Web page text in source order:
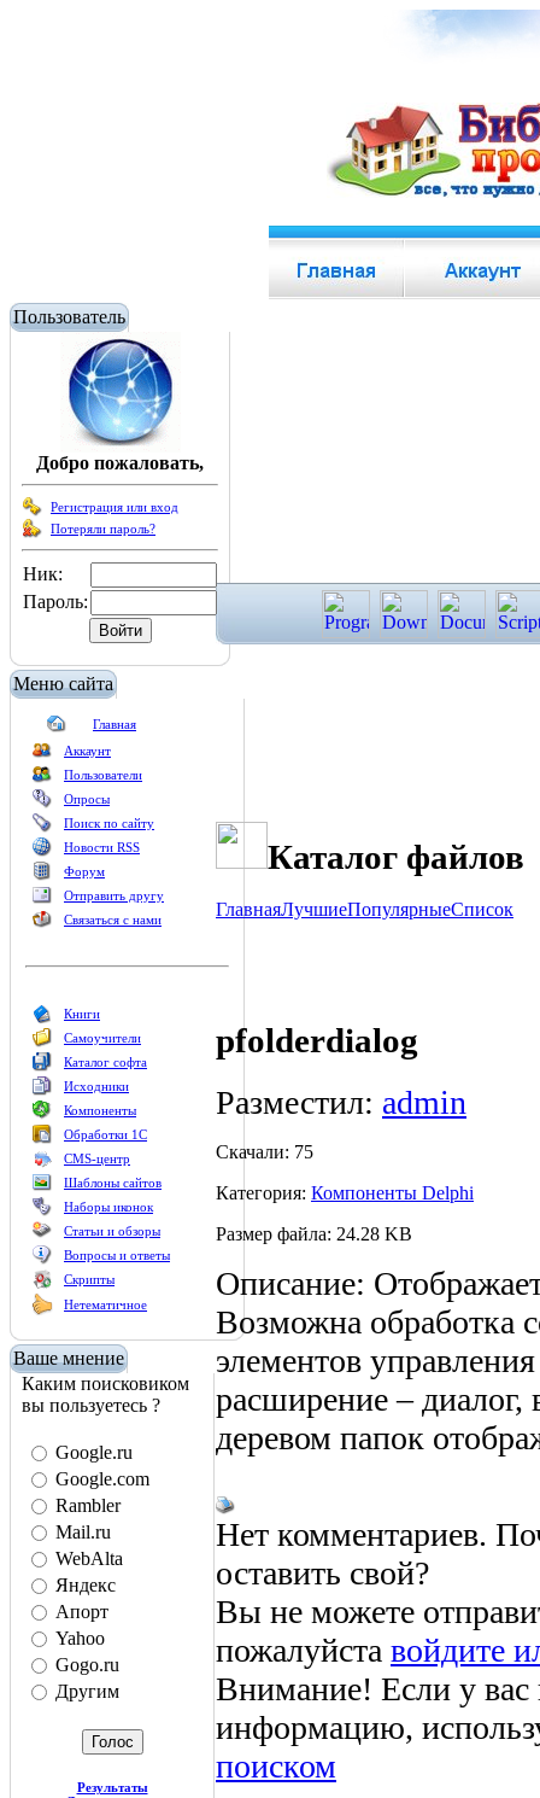
Пользователь
Добро пожаловать,
Регистрация или вход
Потеряли пароль?
Ник:
Пароль:
Меню сайта
Главная
Аккаунт
Пользователи
Опросы
Поиск по сайту
Новости RSS
Форум
Отправить другу
Связаться с нами
Книги
Самоучители
Каталог софта
Исходники
Компоненты
Обработки 1С
CMS-центр
Шаблоны сайтов
Наборы иконок
Статьи и обзоры
Вопросы и ответы
Скрипты
Нетематичное
Ваше мнение
Каким поисковиком
вы пользуетесь ?
Google.ru
Google.com
Rambler
Mail.ru
WebAlta
Яндекс
Апорт
Yahoo
Gogo.ru
Другим
Результаты
Каталог файлов
ГлавнаяЛучшиеПопулярныеСписок
pfolderdialog
Разместил: admin
Скачали: 75
Категория: Компоненты Delphi
Размер файла: 24.28 KB
Описание:
Возможна обработка
элементов
расширение – диалог,
деревом папок
Нет комментариев.
оставить свой?
Вы не можете
пожалуйста войдите
Внимание! Если у
информацию,
поиском